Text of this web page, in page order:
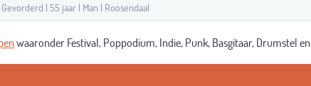
| 55 jaar | Man | Roosendaal
waaronder Festival, Poppodium, Indie, Punk, Basgitaar, Drumstel en